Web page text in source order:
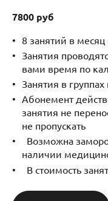
7800 руб
8 занятий в
Занятия
вами время по
Занятия в
Абонемент
занятия не
не пропускать
Возможна
наличии
В стоимость